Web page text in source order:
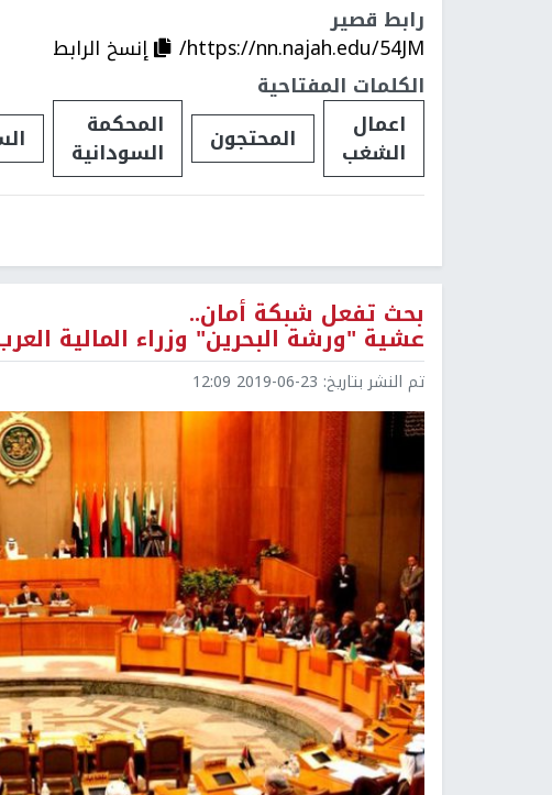
رابط قصير
https://nn.najah.edu/54JM/
إنسخ الرابط
الكلمات المفتاحية
اعمال
الشغب المحتجون المحكمة
السودانية
بحث تفعل شبكة أمان..
عشية "ورشة البحرين" وزراء المالية
تم النشر بتاريخ: 2019-06-23 12:09